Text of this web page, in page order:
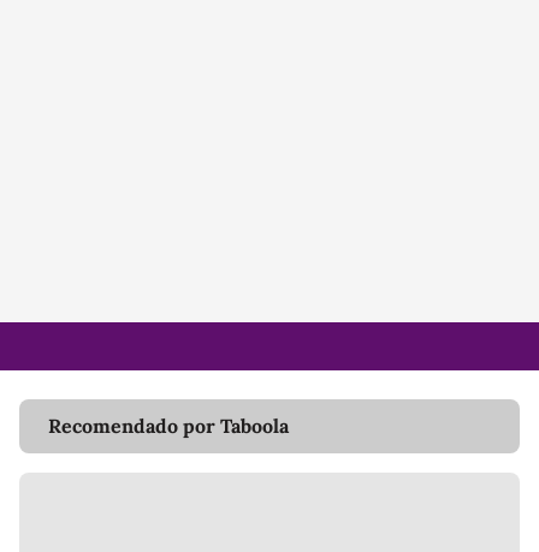
Recomendado por Taboola